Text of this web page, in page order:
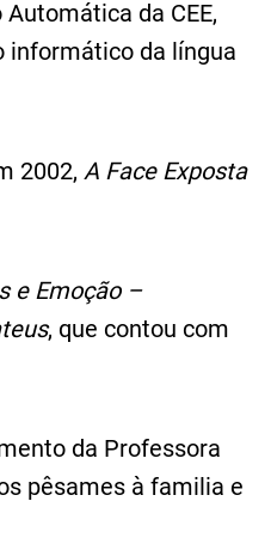
da CEE,
informático da língua
2002, A Face Exposta
e Emoção –
, que contou com
da Professora
pêsames à familia e